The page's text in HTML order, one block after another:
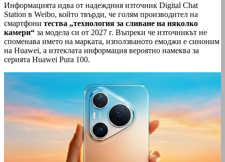
Информацията идва от надеждния източник Digital Chat
Station в Weibo, който твърди, че голям производител на
смартфони тества „технология за сливане на няколко
камери“ за модела си от 2027 г. Въпреки че източникът не
споменава името на марката, използваното емоджи е синоним
на Huawei, а изтеклата информация вероятно намеква за
серията Huawei Pura 100.